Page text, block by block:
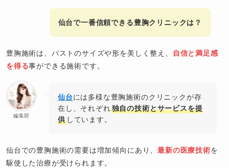
仙台で一番信頼できる豊胸クリニックは？
豊胸施術は、バストのサイズや形を美しく整え、
自信と満足感
を得る事ができる施術です。
編集部
仙台には多様な豊胸施術のクリニックが存
在し、それぞれ独自の技術とサービスを提
供しています。
仙台での豊胸施術の需要は増加傾向にあり、最新の医療技術を
駆使した治療が受けられます。